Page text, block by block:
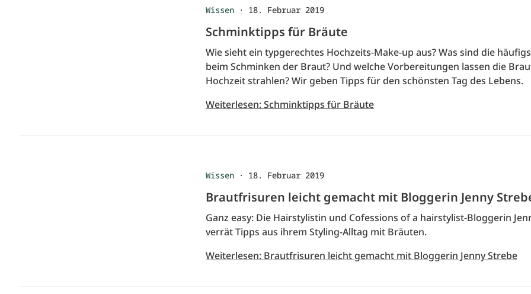
Wissen · 18. Februar 2019
Schminktipps für Bräute
Wie sieht ein typgerechtes Hochzeits-Make-up aus? Was sind die
beim Schminken der Braut? Und welche Vorbereitungen lassen die
Hochzeit strahlen? Wir geben Tipps für den schönsten Tag des Lebens.
Weiterlesen: Schminktipps für Bräute
Wissen · 18. Februar 2019
Brautfrisuren leicht gemacht mit Bloggerin Jenny
Ganz easy: Die Hairstylistin und Cofessions of a hairstylist-Bloggerin
verrät Tipps aus ihrem Styling-Alltag mit Bräuten.
Weiterlesen: Brautfrisuren leicht gemacht mit Bloggerin Jenny Strebe